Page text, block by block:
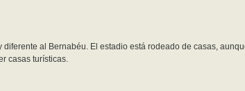
al Bernabéu. El estadio está rodeado de casas,
casas turísticas.